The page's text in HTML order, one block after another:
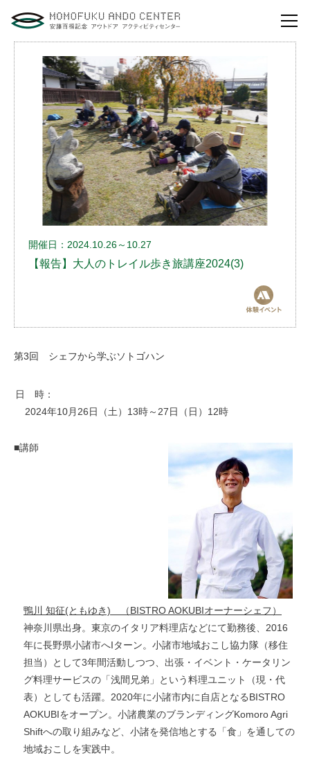
自然体験活動とは？
安藤百福センターの役割とビジョン
研修・講演
体験イベント
安藤百福センターのご案内
お問い合わせ
開催日：2024.10.26～10.27
【報告】大人のトレイル歩き旅講座2024(3)
第3回 シェフから学ぶソトゴハン
日 時：
2024年10月26日（土）13時～27日（日）12時
■講師
鴨川 知征(ともゆき) （BISTRO AOKUBIオーナーシェフ）
神奈川県出身。東京のイタリア料理店などにて勤務後、2016
年に長野県小諸市へIターン。小諸市地域おこし協力隊（移住
担当）として3年間活動しつつ、出張・イベント・ケータリン
グ料理サービスの「浅間兄弟」という料理ユニット（現・代
表）としても活躍。2020年に小諸市内に自店となるBISTRO
AOKUBIをオープン。小諸農業のブランディングKomoro Agri
Shiftへの取り組みなど、小諸を発信地とする「食」を通しての
地域おこしを実践中。